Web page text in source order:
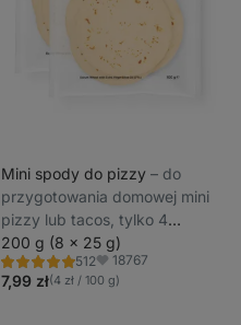
Mini spody do pizzy ⁠–⁠ do
przygotowania domowej mini
pizzy lub tacos, tylko 4
naturalne składniki
200 g (8 x 25 g)
512
Ocena
5.0/5,
512
Ulubione
18767
7,99 zł(4 zł / 100 g)